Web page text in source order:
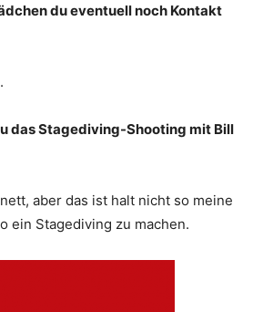
du eventuell noch Kontakt
das Stagediving-Shooting mit Bill
aber das ist halt nicht so meine
ein Stagediving zu machen.